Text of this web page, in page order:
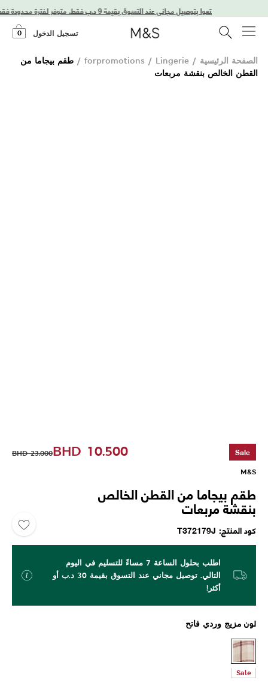
تسجيل الدخول 0
الصفحة الرئيسية /
forpromotions / Lingerie
/ طقم بيجاما من
القطن الخالص بنقشة مربعات
Sale
BHD 10.500
BHD23.000
M&S
طقم بيجاما من القطن الخالص
بنقشة مربعات
كود المنتج T372179J
اطلب بحلول الساعة 7 مساءً للتسليم في اليوم
التالي. توصيل مجاني عند التسوق بقيمة 30 د.ب أو
أكثر!
لون مزيج وردي فاتح
Sale